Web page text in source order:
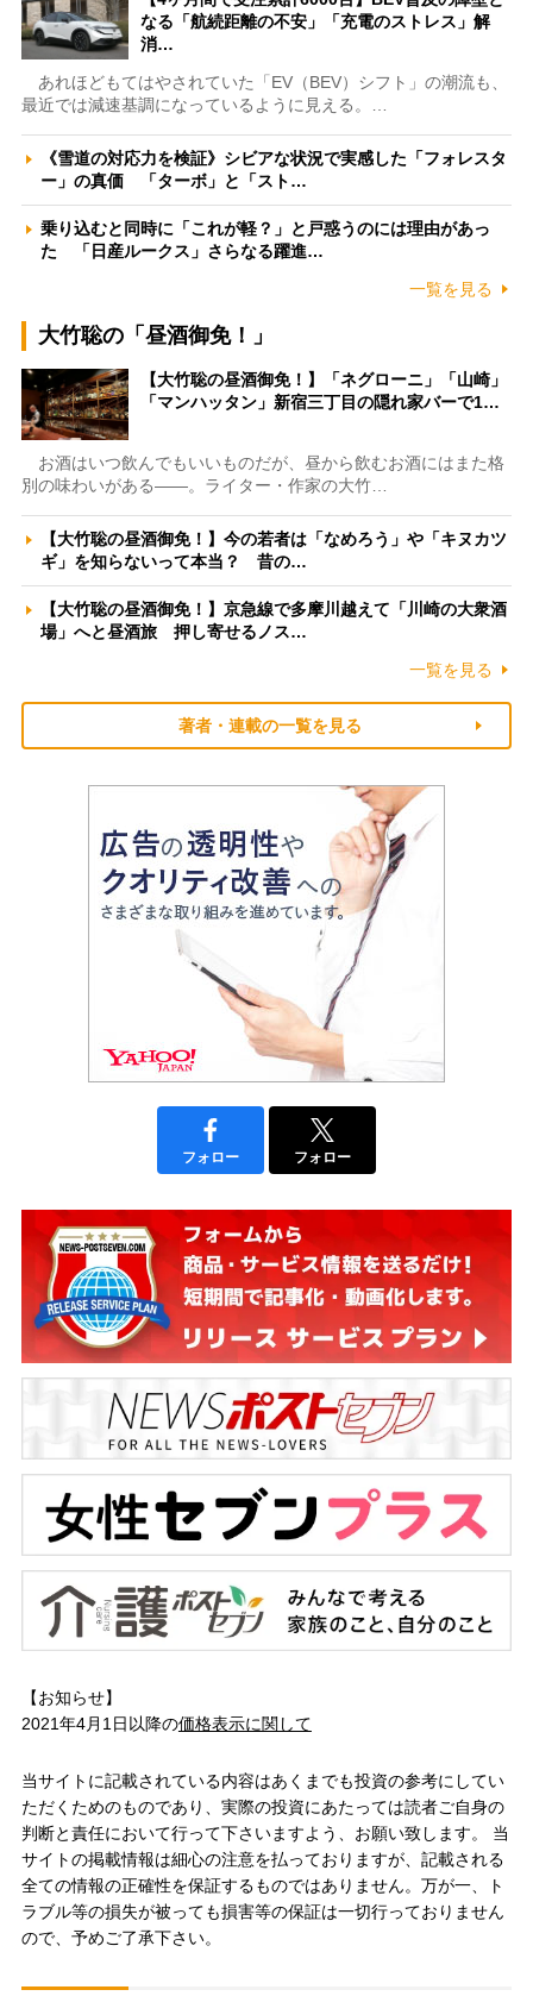
なる「航続距離の不安」「充電のストレス」解
消…
あれほどもてはやされていた「EV（BEV）シフト」の潮流も、
最近では減速基調になっているように見える。…
《雪道の対応力を検証》シビアな状況で実感した「フォレスタ
ー」の真価 「ターボ」と「スト…
乗り込むと同時に「これが軽？」と戸惑うのには理由があっ
た 「日産ルークス」さらなる躍進…
一覧を見る
大竹聡の「昼酒御免！」
【大竹聡の昼酒御免！】「ネグローニ」「山崎」
「マンハッタン」新宿三丁目の隠れ家バーで1…
お酒はいつ飲んでもいいものだが、昼から飲むお酒にはまた格
別の味わいがある――。ライター・作家の大竹…
【大竹聡の昼酒御免！】今の若者は「なめろう」や「キヌカツ
ギ」を知らないって本当？ 昔の…
【大竹聡の昼酒御免！】京急線で多摩川越えて「川崎の大衆酒
場」へと昼酒旅 押し寄せるノス…
一覧を見る
著者・連載の一覧を見る
フォロー フォロー
【お知らせ】
2021年4月1日以降の価格表示に関して
当サイトに記載されている内容はあくまでも投資の参考にしてい
ただくためのものであり、実際の投資にあたっては読者ご自身の
判断と責任において行って下さいますよう、お願い致します。 当
サイトの掲載情報は細心の注意を払っておりますが、記載される
全ての情報の正確性を保証するものではありません。万が一、ト
ラブル等の損失が被っても損害等の保証は一切行っておりません
ので、予めご了承下さい。